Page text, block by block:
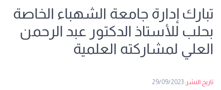
تبارك إدارة جامعة الشهباء الخاصة
بحلب للأستاذ الدكتور عبد الرحمن
العلي لمشاركته العلمية
تاريخ النشر:29/09/2023